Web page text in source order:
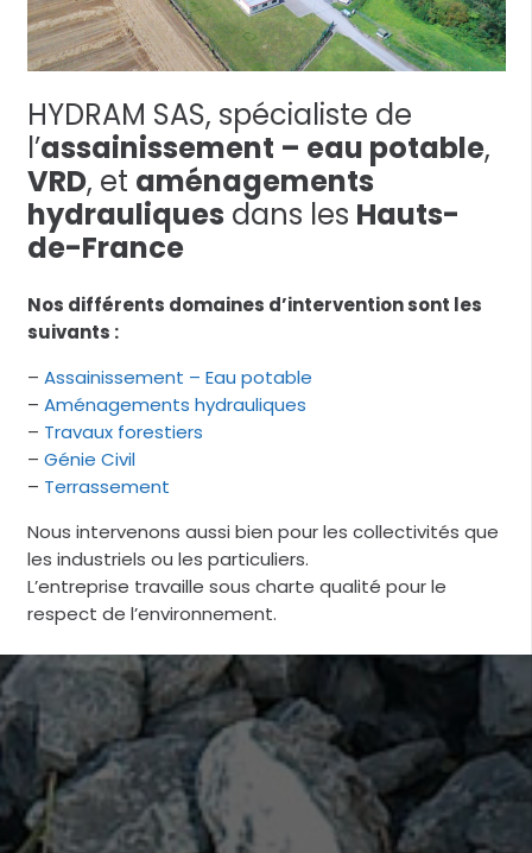
HYDRAM SAS, spécialiste de
l’assainissement – eau potable,
VRD, et aménagements
hydrauliques dans les Hauts-
de-France
Nos différents domaines d’intervention sont les
suivants :
– Assainissement – Eau potable
– Aménagements hydrauliques
– Travaux forestiers
– Génie Civil
– Terrassement
Nous intervenons aussi bien pour les collectivités que
les industriels ou les particuliers.
L’entreprise travaille sous charte qualité pour le
respect de l’environnement.